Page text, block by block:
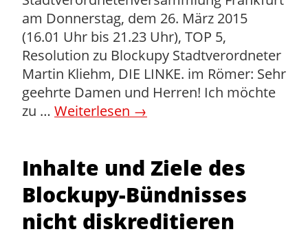
am Donnerstag, dem 26. März 2015
(16.01 Uhr bis 21.23 Uhr), TOP 5,
Resolution zu Blockupy Stadtverordneter
Martin Kliehm, DIE LINKE. im Römer: Sehr
geehrte Damen und Herren! Ich möchte
zu … Weiterlesen →
Inhalte und Ziele des
Blockupy-Bündnisses
nicht diskreditieren